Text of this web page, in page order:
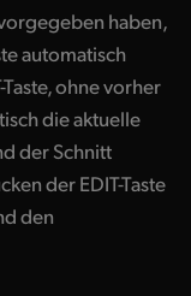
haben,
automatisch
ohne vorher
die aktuelle
der Schnitt
der EDIT-Taste
den